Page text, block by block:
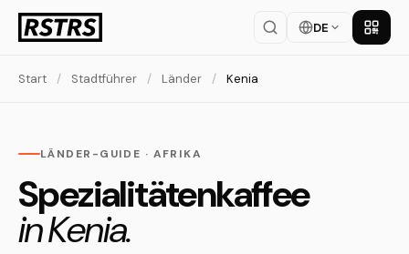
DE App
Start / Stadtführer / Länder / Kenia
LÄNDER-GUIDE · AFRIKA
Spezialitätenkaffee
in Kenia.